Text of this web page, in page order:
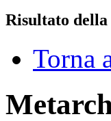
Risultato
Torna